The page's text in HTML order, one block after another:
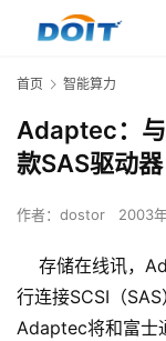
首页 智能算力
Adaptec：
款SAS驱动器
作者： dostor 2003
存储在线讯，
行连接SCSI（
Adaptec将和富士